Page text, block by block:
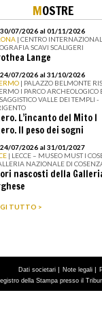
MOSTRE
07/2026 al 01/11/2026
| CENTRO
SCAVI SCALIGERI
Lange
07/2026 al 31/10/2026
| PALAZZO BELMONTE
I PARCO ARCHEOLOGICO
VALLE DEI TEMPLI -
L’incanto del Mito I
Il peso dei sogni
07/2026 al 31/01/2027
| LECCE – MUSEO MUST I
NAZIONALE DI
nascosti della
TUTTO >
Dati societari | Note legali |
della Stampa presso il